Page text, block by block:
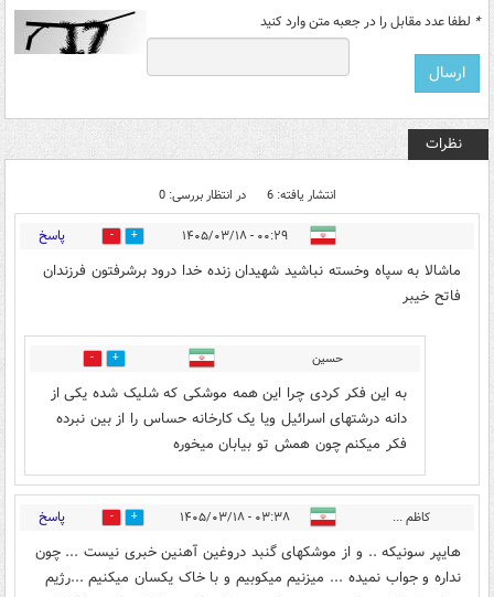
* لطفا عدد مقابل را در جعبه متن وارد کنید
نظرات
انتشار یافته: 6 در انتظار بررسی: 0
۰۰:۲۹ - ۱۴۰۵/۰۳/۱۸ 11 پاسخ
ماشالا به سپاه وخسته نباشید شهیدان زنده خدا درود برشرفتون فرزندان
فاتح خیبر
حسین 1
به این فکر کردی چرا این همه موشکی که شلیک شده یکی از
دانه درشتهای اسرائیل ویا یک کارخانه حساس را از بین نبرده
فکر میکنم چون همش تو بیابان میخوره
کاظم ... ۰۳:۳۸ - ۱۴۰۵/۰۳/۱۸ 0 پاسخ
هایپر سونیکه .. و از موشکهای گنبد دروغین آهنین خبری نیست ... چون
نداره و جواب نمیده ... میزنیم میکوبیم و با خاک یکسان میکنیم ...رژیم